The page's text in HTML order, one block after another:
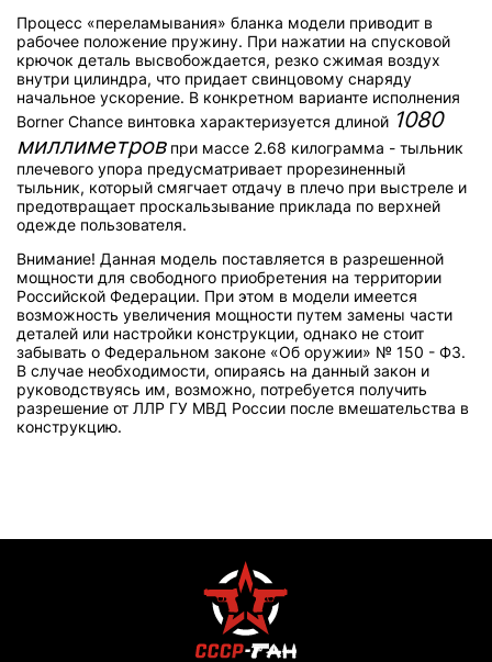
Процесс «переламывания» бланка модели приводит в
рабочее положение пружину. При нажатии на спусковой
крючок деталь высвобождается, резко сжимая воздух
внутри цилиндра, что придает свинцовому снаряду
начальное ускорение. В конкретном варианте исполнения
Borner Chance винтовка характеризуется длиной 1080
миллиметровпри массе 2.68 килограмма - тыльник
плечевого упора предусматривает прорезиненный
тыльник, который смягчает отдачу в плечо при выстреле и
предотвращает проскальзывание приклада по верхней
одежде пользователя.
Внимание! Данная модель поставляется в разрешенной
мощности для свободного приобретения на территории
Российской Федерации. При этом в модели имеется
возможность увеличения мощности путем замены части
деталей или настройки конструкции, однако не стоит
забывать о Федеральном законе «Об оружии» № 150 - ФЗ.
В случае необходимости, опираясь на данный закон и
руководствуясь им, возможно, потребуется получить
разрешение от ЛЛР ГУ МВД России после вмешательства в
конструкцию.